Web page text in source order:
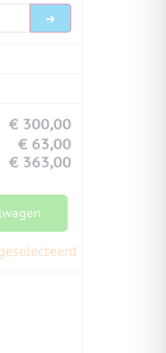
€ 300,00
€ 63,00
€ 363,00